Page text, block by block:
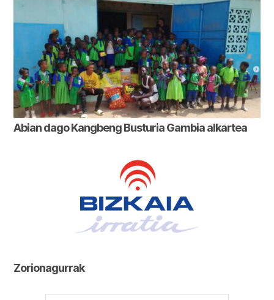
Abian dago Kangbeng Busturia Gambia alkartea
Zorionagurrak